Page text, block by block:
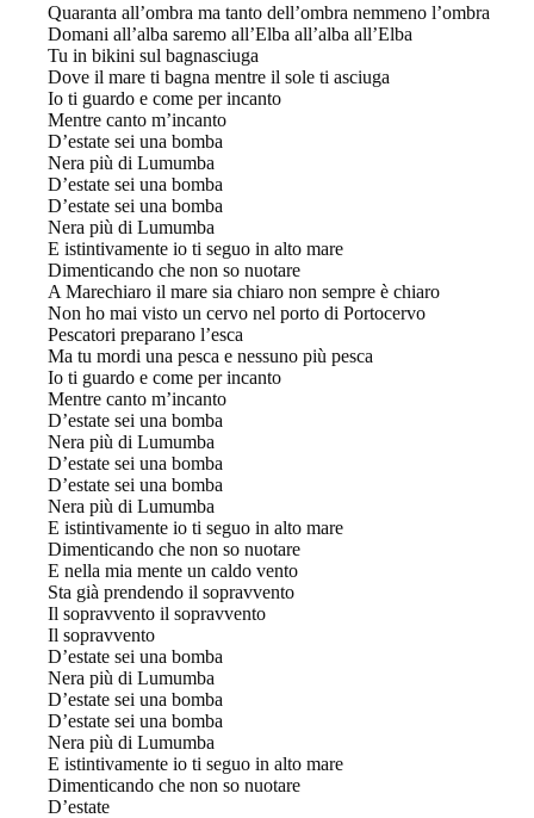
Quaranta all’ombra ma tanto dell’ombra nemmeno l’ombra
Domani all’alba saremo all’Elba all’alba all’Elba
Tu in bikini sul bagnasciuga
Dove il mare ti bagna mentre il sole ti asciuga
Io ti guardo e come per incanto
Mentre canto m’incanto
D’estate sei una bomba
Nera più di Lumumba
D’estate sei una bomba
D’estate sei una bomba
Nera più di Lumumba
E istintivamente io ti seguo in alto mare
Dimenticando che non so nuotare
A Marechiaro il mare sia chiaro non sempre è chiaro
Non ho mai visto un cervo nel porto di Portocervo
Pescatori preparano l’esca
Ma tu mordi una pesca e nessuno più pesca
Io ti guardo e come per incanto
Mentre canto m’incanto
D’estate sei una bomba
Nera più di Lumumba
D’estate sei una bomba
D’estate sei una bomba
Nera più di Lumumba
E istintivamente io ti seguo in alto mare
Dimenticando che non so nuotare
E nella mia mente un caldo vento
Sta già prendendo il sopravvento
Il sopravvento il sopravvento
Il sopravvento
D’estate sei una bomba
Nera più di Lumumba
D’estate sei una bomba
D’estate sei una bomba
Nera più di Lumumba
E istintivamente io ti seguo in alto mare
Dimenticando che non so nuotare
D’estate